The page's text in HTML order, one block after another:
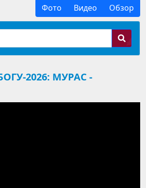
Фото Видео Обзор
2026: МУРАС -